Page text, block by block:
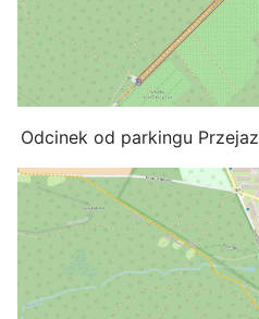
Odcinek od parkingu